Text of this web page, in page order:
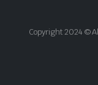
Copyright 2024 ©